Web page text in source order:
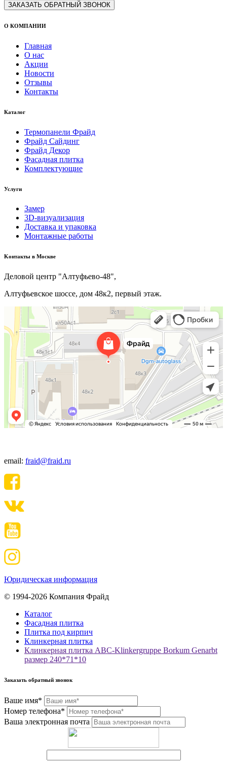
ЗАКАЗАТЬ ОБРАТНЫЙ ЗВОНОК
О КОМПАНИИ
Главная
О нас
Акции
Новости
Отзывы
Контакты
Каталог
Термопанели Фрайд
Фрайд Сайдинг
Фрайд Декор
Фасадная плитка
Комплектующие
Услуги
Замер
3D-визуализация
Доставка и упаковка
Монтажные работы
Kонтакты в Москве
Деловой центр "Алтуфьево-48",
Алтуфьевское шоссе, дом 48к2, первый этаж.
email: fraid@fraid.ru
Юридическая информация
© 1994-2026 Компания Фрайд
Каталог
Фасадная плитка
Плитка под кирпич
Клинкерная плитка
Клинкерная плитка ABC-Klinkergruppe Borkum Genarbt
размер 240*71*10
Заказать обратный звонок
Ваше имя*
Номер телефона*
Ваша электронная почта